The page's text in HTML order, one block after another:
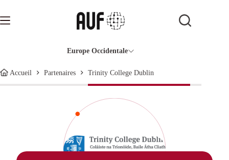
contenu
Europe Occidentale
Accueil Partenaires Trinity College Dublin